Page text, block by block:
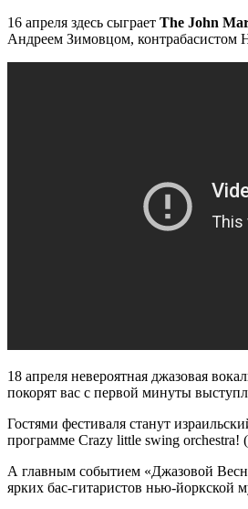
16 апреля здесь сыграет The John
Андреем Зимовцом, контрабасистом
18 апреля невероятная джазовая
покорят вас с первой минуты
Гостями фестиваля станут
программе Crazy little swing orchestra!
А главным событием «Джазовой
ярких бас-гитаристов нью-йоркской